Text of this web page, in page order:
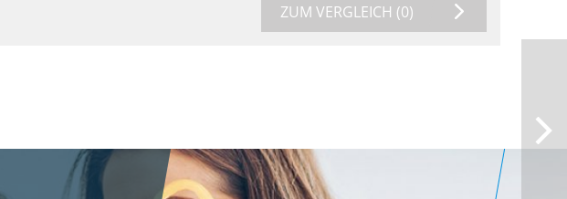
ZUM VERGLEICH (0)